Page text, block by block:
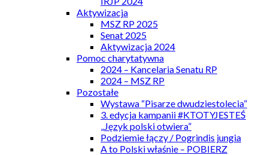
Aktywizacja
MSZ RP 2025
Senat 2025
Aktywizacja 2024
Pomoc charytatywna
2024 – Kancelaria Senatu RP
2024 – MSZ RP
Pozostałe
Wystawa “Pisarze dwudziestolecia”
3. edycja kampanii #KTOTYJESTEŚ
„Język polski otwiera”
Podziemie łączy / Pogrindis jungia
A to Polski właśnie – POBIERZ